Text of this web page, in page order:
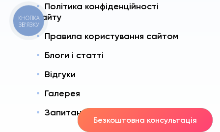
Політика конфіденційності
сайту
Правила користування сайтом
Блоги і статті
Відгуки
Галерея
Запитання і Відповіді
Безкоштовна консультація
КНОПКА
ЗВ'ЯЗКУ